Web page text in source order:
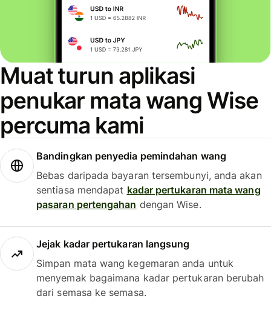
Muat turun aplikasi
penukar mata wang Wise
percuma kami
Bandingkan penyedia pemindahan wang
Bebas daripada bayaran tersembunyi, anda akan
sentiasa mendapat kadar pertukaran mata wang
pasaran pertengahan dengan Wise.
Jejak kadar pertukaran langsung
Simpan mata wang kegemaran anda untuk
menyemak bagaimana kadar pertukaran berubah
dari semasa ke semasa.